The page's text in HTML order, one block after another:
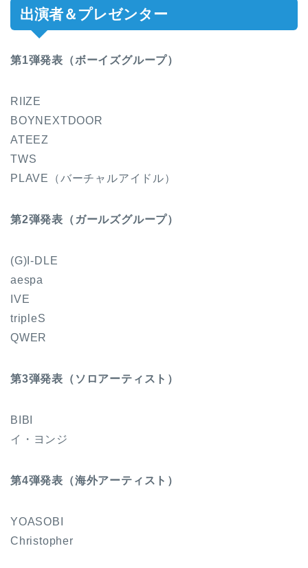
出演者＆プレゼンター
第1弾発表（ボーイズグループ）
RIIZE
BOYNEXTDOOR
ATEEZ
TWS
PLAVE（バーチャルアイドル）
第2弾発表（ガールズグループ）
(G)I-DLE
aespa
IVE
tripleS
QWER
第3弾発表（ソロアーティスト）
BIBI
イ・ヨンジ
第4弾発表（海外アーティスト）
YOASOBI
Christopher